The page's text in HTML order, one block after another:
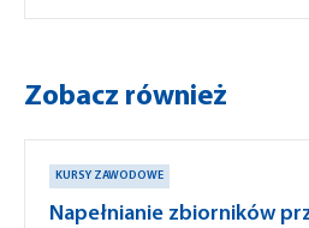
Zobacz również
KURSY ZAWODOWE
Napełnianie zbiorników